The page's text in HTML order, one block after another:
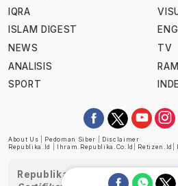
IQRA
ISLAM DIGEST
NEWS
ANALISIS
SPORT
TV
About Us Pedoman Siber
Disclaimer
Republika.id
Ihram.republika.co.id Retizen.id
Republika telah diverifikasi